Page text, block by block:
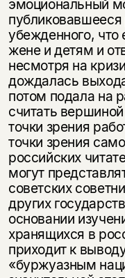
эмоциональный
убежденного, что
жене и детям и
несмотря на
дождалась
потом подала на
считать
точки зрения
точки зрения
российских
могут
советских
других
основании
хранящихся в
приходит к
«буржуазным